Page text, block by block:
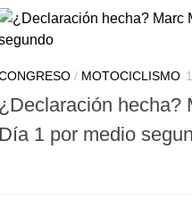
/ MOTOCICLISMO
¿Declaración hecha?
Día 1 por medio